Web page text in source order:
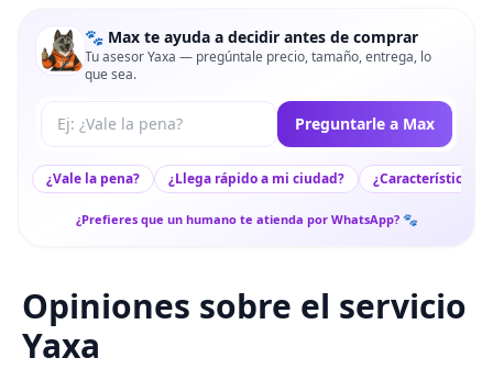
🐾 Max te ayuda a decidir antes de comprar
Tu asesor Yaxa — pregúntale precio, tamaño, entrega, lo
que sea.
Tu pregunta a Max Preguntarle a Max
¿Vale la pena? ¿Llega rápido a mi ciudad? ¿Características
¿Prefieres que un humano te atienda por WhatsApp? 🐾
Opiniones sobre el servicio
Yaxa